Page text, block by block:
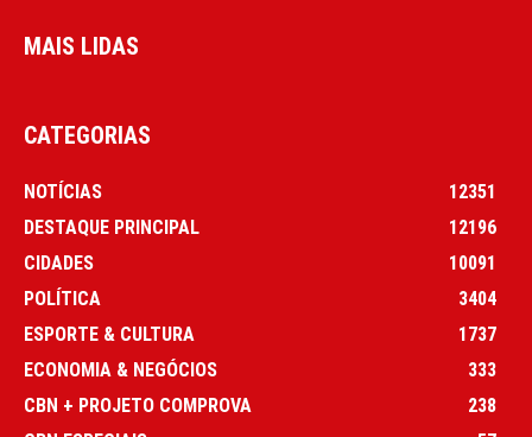
MAIS LIDAS
CATEGORIAS
NOTÍCIAS
12351
DESTAQUE PRINCIPAL
12196
CIDADES
10091
POLÍTICA
3404
ESPORTE & CULTURA
1737
ECONOMIA & NEGÓCIOS
333
CBN + PROJETO COMPROVA
238